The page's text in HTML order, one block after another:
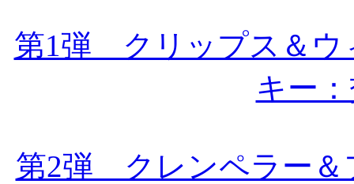
第1弾 クリップス＆ウ
キー
第2弾 クレンペラー＆